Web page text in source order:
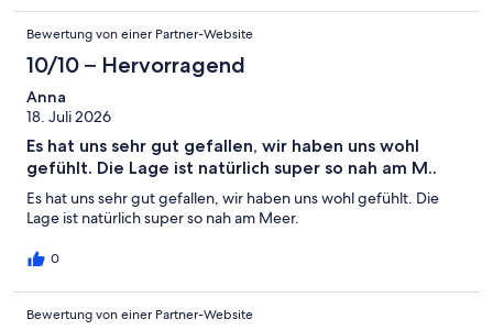
Bewertung von einer Partner-Website
10/10 – Hervorragend
Anna
18. Juli 2026
Es hat uns sehr gut gefallen, wir haben uns wohl
gefühlt. Die Lage ist natürlich super so nah am M..
Es hat uns sehr gut gefallen, wir haben uns wohl gefühlt. Die
Lage ist natürlich super so nah am Meer.
0
Bewertung von einer Partner-Website